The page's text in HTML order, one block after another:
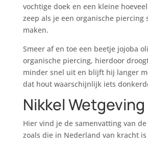
vochtige doek en een kleine
zeep als je een organische piercing
maken.
Smeer af en toe een beetje jojoba
organische piercing, hierdoor
minder snel uit en blijft hij langer
dat hout waarschijnlijk iets
Nikkel Wetgeving
Hier vind je de samenvatting van
zoals die in Nederland van kracht is